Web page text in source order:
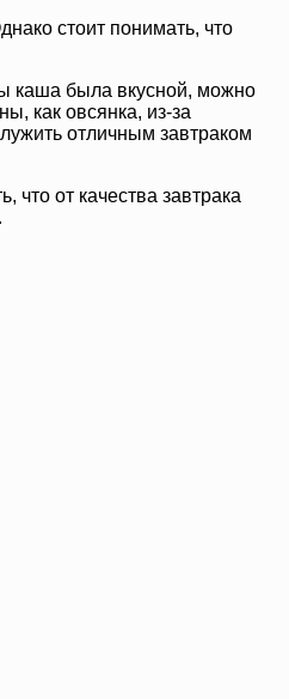
стоит понимать, что
каша была вкусной, можно
как овсянка, из-за
отличным завтраком
что от качества завтрака